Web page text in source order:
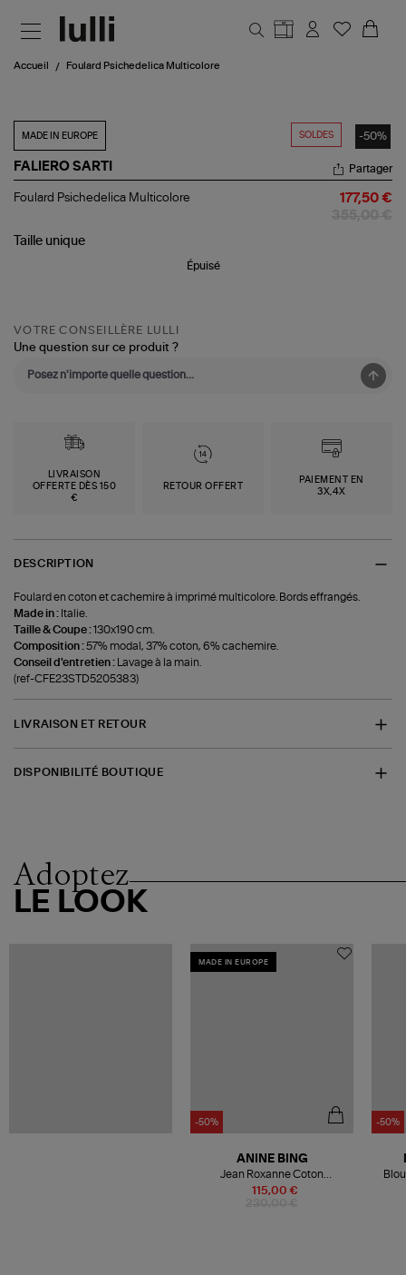
Accueil Foulard Psichedelica Multicolore
SOLDES -50%
MADE IN EUROPE
FALIERO SARTI
Foulard
Partager
Foulard Psichedelica Multicolore 177,50 €
Taille unique
Épuisé
VOTRE CONSEILLÈRE LULLI
Une question sur ce produit ?
LIVRAISON
OFFERTE DÈS 150
€
RETOUR OFFERT
PAIEMENT EN
3X,4X
DESCRIPTION
Foulard en coton et cachemire à imprimé multicolore. Bords effrangés.
Made in : Italie.
Taille & Coupe :130x190 cm.
Composition :57% modal, 37% coton, 6% cachemire.
Conseil d'entretien :
Lavage à la main.
(ref-CFE23STD5205383)
LIVRAISON ET RETOUR
DISPONIBILITÉ BOUTIQUE
Adoptez
LE LOOK
MADE IN EUROPE
-50%
115,00 €
ANINE BING
Jean Roxanne Coton
Organique Crème
-50%